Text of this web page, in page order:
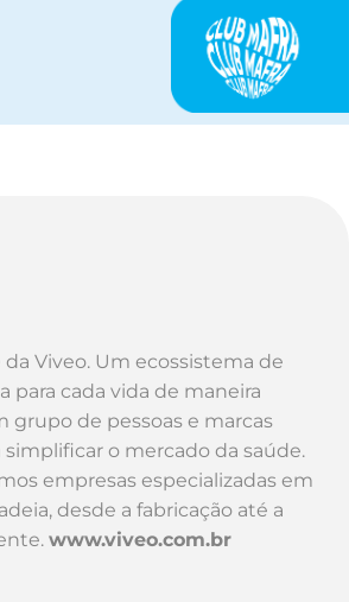
da Viveo. Um ecossistema de
para cada vida de maneira
grupo de pessoas e marcas
simplificar o mercado da saúde.
empresas especializadas em
desde a fabricação até a
www.viveo.com.br